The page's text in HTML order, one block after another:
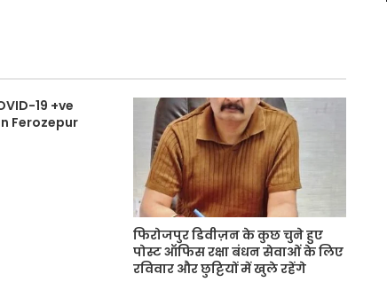
19 +ve
Ferozepur
फिरोजपुर डिवीज़न के कुछ चुने हुए
पोस्ट ऑफिस रक्षा बंधन सेवाओं के लिए
रविवार और छुट्टियों में खुले रहेंगे